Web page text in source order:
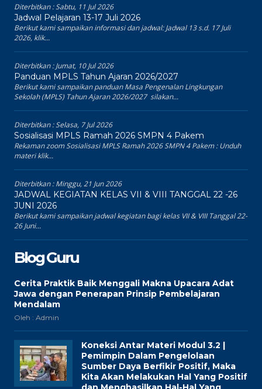
Diterbitkan :Sabtu, 11 Jul 2026
Jadwal Pelajaran 13-17 Juli 2026
Berikut kami sampaikan informasi dan jadwal: Jadwal 13 s.d. 17 Juli
2026, klik...
Diterbitkan :Jumat, 10 Jul 2026
Panduan MPLS Tahun Ajaran 2026/2027
Berikut kami sampaikan panduan Masa Pengenalan Lingkungan
Sekolah (MPLS) Tahun Ajaran 2026/2027 silakan...
Diterbitkan :Selasa, 7 Jul 2026
Sosialisasi MPLS Ramah 2026 SMPN 4 Pakem
Rekaman zoom Sosialisasi MPLS Ramah 2026 SMPN 4 Pakem : Unduh
materi klik...
Diterbitkan :Minggu, 21 Jun 2026
JADWAL KEGIATAN KELAS VII & VIII TANGGAL 22 -26
JUNI 2026
Berikut kami sampaikan jadwal kegiatan bagi kelas VII & VIII Tanggal 22-
26 Juni...
Blog Guru
Cerita Praktik Baik Menggali Makna Upacara Adat
Jawa dengan Penerapan Prinsip Pembelajaran
Mendalam
Oleh : Admin
Koneksi Antar Materi Modul 3.2 |
Pemimpin Dalam Pengelolaan
Sumber Daya Berfikir Positif, Maka
Kita Akan Melakukan Hal Yang Positif